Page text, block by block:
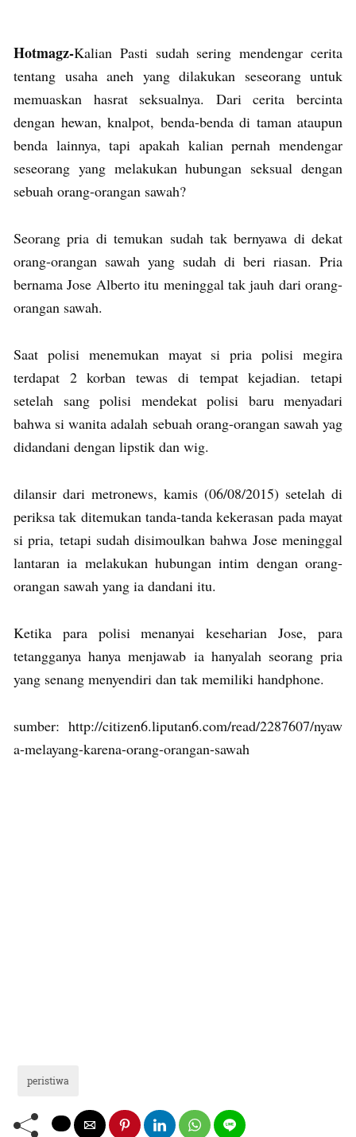
Hotmagz-Kalian Pasti sudah sering mendengar cerita
tentang usaha aneh yang dilakukan seseorang untuk
memuaskan hasrat seksualnya. Dari cerita bercinta
dengan hewan, knalpot, benda-benda di taman ataupun
benda lainnya, tapi apakah kalian pernah mendengar
seseorang yang melakukan hubungan seksual dengan
sebuah orang-orangan sawah?
Seorang pria di temukan sudah tak bernyawa di dekat
orang-orangan sawah yang sudah di beri riasan. Pria
bernama Jose Alberto itu meninggal tak jauh dari orang-
orangan sawah.
Saat polisi menemukan mayat si pria polisi megira
terdapat 2 korban tewas di tempat kejadian. tetapi
setelah sang polisi mendekat polisi baru menyadari
bahwa si wanita adalah sebuah orang-orangan sawah yag
didandani dengan lipstik dan wig.
dilansir dari metronews, kamis (06/08/2015) setelah di
periksa tak ditemukan tanda-tanda kekerasan pada mayat
si pria, tetapi sudah disimoulkan bahwa Jose meninggal
lantaran ia melakukan hubungan intim dengan orang-
orangan sawah yang ia dandani itu.
Ketika para polisi menanyai keseharian Jose, para
tetangganya hanya menjawab ia hanyalah seorang pria
yang senang menyendiri dan tak memiliki handphone.
sumber: http://citizen6.liputan6.com/read/2287607/nyaw
a-melayang-karena-orang-orangan-sawah
peristiwa